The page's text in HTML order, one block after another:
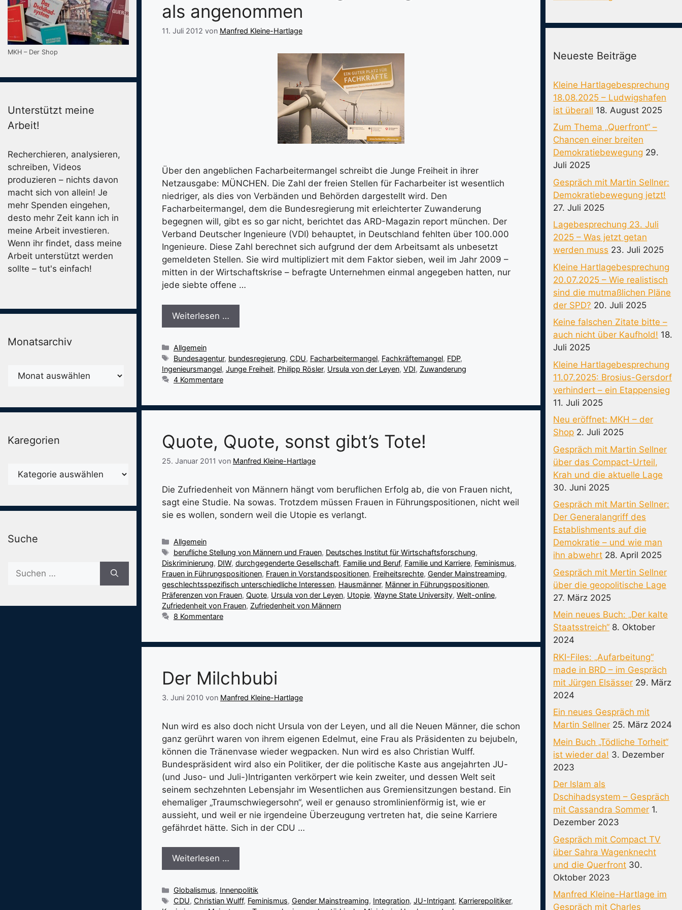
als angenommen
11. Juli 2012 von Manfred Kleine-Hartlage
Über den angeblichen Facharbeitermangel schreibt die Junge Freiheit in ihrer
Netzausgabe: MÜNCHEN. Die Zahl der freien Stellen für Facharbeiter ist wesentlich
niedriger, als dies von Verbänden und Behörden dargestellt wird. Den
Facharbeitermangel, dem die Bundesregierung mit erleichterter Zuwanderung
begegnen will, gibt es so gar nicht, berichtet das ARD-Magazin report münchen. Der
Verband Deutscher Ingenieure (VDI) behauptet, in Deutschland fehlten über 100.000
Ingenieure. Diese Zahl berechnet sich aufgrund der dem Arbeitsamt als unbesetzt
gemeldeten Stellen. Sie wird multipliziert mit dem Faktor sieben, weil im Jahr 2009 –
mitten in der Wirtschaftskrise – befragte Unternehmen einmal angegeben hatten, nur
jede siebte offene …
Weiterlesen …
Kategorien
Allgemein
Schlagwörter
Bundesagentur, bundesregierung, CDU, Facharbeitermangel, Fachkräftemangel, FDP,
Ingenieursmangel, Junge Freiheit, Philipp Rösler, Ursula von der Leyen, VDI, Zuwanderung
4 Kommentare
Quote, Quote, sonst gibt’s Tote!
25. Januar 2011 von Manfred Kleine-Hartlage
Die Zufriedenheit von Männern hängt vom beruflichen Erfolg ab, die von Frauen nicht,
sagt eine Studie. Na sowas. Trotzdem müssen Frauen in Führungspositionen, nicht weil
sie es wollen, sondern weil die Utopie es verlangt.
Kategorien
Allgemein
Schlagwörter
berufliche Stellung von Männern und Frauen, Deutsches Institut für Wirtschaftsforschung,
Diskriminierung, DIW, durchgegenderte Gesellschaft, Familie und Beruf, Familie und Karriere, Feminismus,
Frauen in Führungspositionen, Frauen in Vorstandspositionen, Freiheitsrechte, Gender Mainstreaming,
geschlechtsspezifisch unterschiedliche Interessen, Hausmänner, Männer in Führungspositionen,
Präferenzen von Frauen, Quote, Ursula von der Leyen, Utopie, Wayne State University, Welt-online,
Zufriedenheit von Frauen, Zufriedenheit von Männern
8 Kommentare
Der Milchbubi
3. Juni 2010 von Manfred Kleine-Hartlage
Nun wird es also doch nicht Ursula von der Leyen, und all die Neuen Männer, die schon
ganz gerührt waren von ihrem eigenen Edelmut, eine Frau als Präsidenten zu bejubeln,
können die Tränenvase wieder wegpacken. Nun wird es also Christian Wulff.
Bundespräsident wird also ein Politiker, der die politische Kaste aus angejahrten JU-
(und Juso- und Juli-)Intriganten verkörpert wie kein zweiter, und dessen Welt seit
seinem sechzehnten Lebensjahr im Wesentlichen aus Gremiensitzungen bestand. Ein
ehemaliger „Traumschwiegersohn“, weil er genauso stromlinienförmig ist, wie er
aussieht, und weil er nie irgendeine Überzeugung vertreten hat, die seine Karriere
gefährdet hätte. Sich in der CDU …
Weiterlesen …
Kategorien
Globalismus, Innenpolitik
Schlagwörter
CDU, Christian Wulff, Feminismus, Gender Mainstreaming, Integration, JU-Intrigant, Karrierepolitiker,
MKH – Der Shop
Unterstützt meine
Arbeit!
Recherchieren, analysieren,
schreiben, Videos
produzieren – nichts davon
macht sich von allein! Je
mehr Spenden eingehen,
desto mehr Zeit kann ich in
meine Arbeit investieren.
Wenn ihr findet, dass meine
Arbeit unterstützt werden
sollte – tut's einfach!
Monatsarchiv
Monatsarchiv
Karegorien
Karegorien
Suche
nach:
Neueste Beiträge
Kleine Hartlagebesprechung
18.08.2025 – Ludwigshafen
ist überall 18. August 2025
Zum Thema „Querfront“ –
Chancen einer breiten
Demokratiebewegung 29.
Juli 2025
Gespräch mit Martin Sellner:
Demokratiebewegung jetzt!
27. Juli 2025
Lagebesprechung 23. Juli
2025 – Was jetzt getan
werden muss 23. Juli 2025
Kleine Hartlagebesprechung
20.07.2025 – Wie realistisch
sind die mutmaßlichen Pläne
der SPD? 20. Juli 2025
Keine falschen Zitate bitte –
auch nicht über Kaufhold! 18.
Juli 2025
Kleine Hartlagebesprechung
11.07.2025: Brosius-Gersdorf
verhindert – ein Etappensieg
11. Juli 2025
Neu eröffnet: MKH – der
Shop 2. Juli 2025
Gespräch mit Martin Sellner
über das Compact-Urteil,
Krah und die aktuelle Lage
30. Juni 2025
Gespräch mit Martin Sellner:
Der Generalangriff des
Establishments auf die
Demokratie – und wie man
ihn abwehrt 28. April 2025
Gespräch mit Mertin Sellner
über die geopolitische Lage
27. März 2025
Mein neues Buch: „Der kalte
Staatsstreich“ 8. Oktober
2024
RKI-Files: „Aufarbeitung“
made in BRD – im Gespräch
mit Jürgen Elsässer 29. März
2024
Ein neues Gespräch mit
Martin Sellner 25. März 2024
Mein Buch „Tödliche Torheit“
ist wieder da! 3. Dezember
2023
Der Islam als
Dschihadsystem – Gespräch
mit Cassandra Sommer 1.
Dezember 2023
Gespräch mit Compact TV
über Sahra Wagenknecht
und die Querfront 30.
Oktober 2023
Manfred Kleine-Hartlage im
Gespräch mit Charles